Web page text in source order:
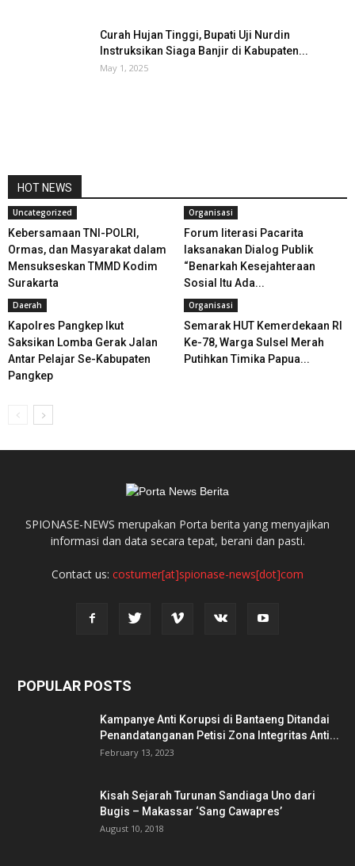
Curah Hujan Tinggi, Bupati Uji Nurdin
Instruksikan Siaga Banjir di Kabupaten...
May 1, 2025
HOT NEWS
Uncategorized
Kebersamaan TNI-POLRI,
Ormas, dan Masyarakat dalam
Mensukseskan TMMD Kodim
Surakarta
Organisasi
Forum literasi Pacarita
laksanakan Dialog Publik
“Benarkah Kesejahteraan
Sosial Itu Ada...
Daerah
Kapolres Pangkep Ikut
Saksikan Lomba Gerak Jalan
Antar Pelajar Se-Kabupaten
Pangkep
Organisasi
Semarak HUT Kemerdekaan RI
Ke-78, Warga Sulsel Merah
Putihkan Timika Papua...
SPIONASE-NEWS merupakan Porta berita yang menyajikan
informasi dan data secara tepat, berani dan pasti.
Contact us: costumer[at]spionase-news[dot]com
POPULAR POSTS
Kampanye Anti Korupsi di Bantaeng Ditandai
Penandatanganan Petisi Zona Integritas Anti...
February 13, 2023
Kisah Sejarah Turunan Sandiaga Uno dari
Bugis – Makassar ‘Sang Cawapres’
August 10, 2018